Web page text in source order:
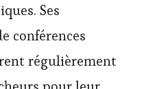
Ses
conférences
régulièrement